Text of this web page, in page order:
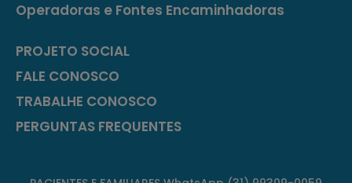
Operadoras e Fontes Encaminhadoras
PROJETO SOCIAL
FALE CONOSCO
TRABALHE CONOSCO
PERGUNTAS FREQUENTES